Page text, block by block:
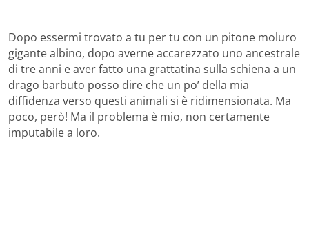
Dopo essermi trovato a tu per tu con un pitone moluro
gigante albino, dopo averne accarezzato uno ancestrale
di tre anni e aver fatto una grattatina sulla schiena a un
drago barbuto posso dire che un po’ della mia
diffidenza verso questi animali si è ridimensionata. Ma
poco, però! Ma il problema è mio, non certamente
imputabile a loro.